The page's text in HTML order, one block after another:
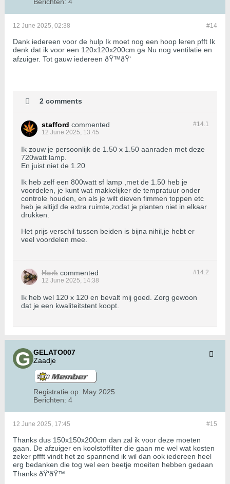
#14
12 June 2025, 02:38
Dank iedereen voor de hulp Ik moet nog een hoop leren pfft Ik
denk dat ik voor een 120x120x200cm ga Nu nog ventilatie en
afzuiger. Tot gauw iedereen ðŸ™ðŸ‘
2 comments
#14.1
stafford commented
12 June 2025, 13:45
Ik zouw je persoonlijk de 1.50 x 1.50 aanraden met deze
720watt lamp.
En juist niet de 1.20
Ik heb zelf een 800watt sf lamp ,met de 1.50 heb je
voordelen, je kunt wat makkelijker de tempratuur onder
controle houden, en als je wilt dieven fimmen toppen etc
heb je altijd de extra ruimte,zodat je planten niet in elkaar
drukken.
Het prijs verschil tussen beiden is bijna nihil,je hebt er
veel voordelen mee.
#14.2
Hork commented
12 June 2025, 14:38
Ik heb wel 120 x 120 en bevalt mij goed. Zorg gewoon
dat je een kwaliteitstent koopt.
GELATO007
Zaadje
Registratie op: May 2025
Berichten: 4
#15
12 June 2025, 17:45
Thanks dus 150x150x200cm dan zal ik voor deze moeten
gaan. De afzuiger en koolstoffilter die gaan me wel wat kosten
zeker pffft vindt het zo spannend ik wil dan ook iedereen heel
erg bedanken die tog wel een beetje moeiten hebben gedaan
Thanks ðŸ‘ðŸ™